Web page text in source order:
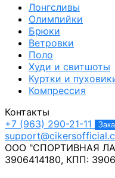
Лонгсливы
Олимпийки
Брюки
Ветровки
Поло
Худи и свитшоты
Куртки и
Компрессия
Контакты
+7 (963) 290-21-11
ООО "СПОРТИВНАЯ
3906414180, КПП: